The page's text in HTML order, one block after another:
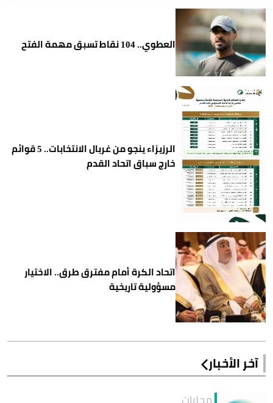
العطوي.. 104 نقاط تسبق مهمة الفتح
الرزيزاء ينجو من غربال الانتخابات.. 5 قوائم
خارج سباق اتحاد القدم
اتحاد الكرة أمام مفترق طرق.. الاختيار
مسؤولية تاريخية
آخر الأخبار